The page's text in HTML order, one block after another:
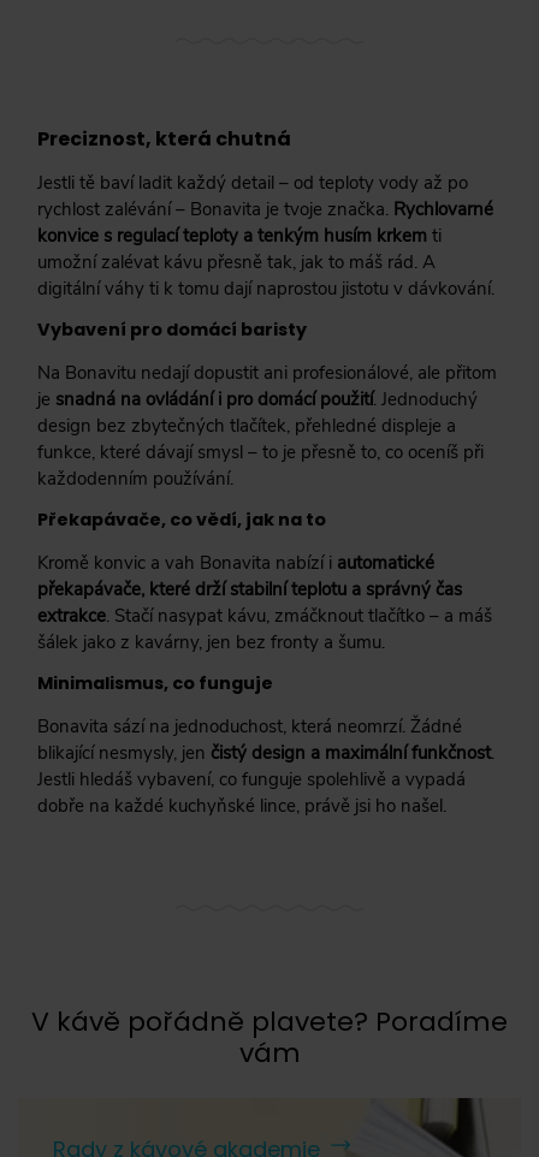
Preciznost, která chutná
Jestli tě baví ladit každý detail – od teploty vody až po
rychlost zalévání – Bonavita je tvoje značka. Rychlovarné
konvice s regulací teploty a tenkým husím krkem ti
umožní zalévat kávu přesně tak, jak to máš rád. A
digitální váhy ti k tomu dají naprostou jistotu v dávkování.
Vybavení pro domácí baristy
Na Bonavitu nedají dopustit ani profesionálové, ale přitom
je snadná na ovládání i pro domácí použití. Jednoduchý
design bez zbytečných tlačítek, přehledné displeje a
funkce, které dávají smysl – to je přesně to, co oceníš při
každodenním používání.
Překapávače, co vědí, jak na to
Kromě konvic a vah Bonavita nabízí i automatické
překapávače, které drží stabilní teplotu a správný čas
extrakce. Stačí nasypat kávu, zmáčknout tlačítko – a máš
šálek jako z kavárny, jen bez fronty a šumu.
Minimalismus, co funguje
Bonavita sází na jednoduchost, která neomrzí. Žádné
blikající nesmysly, jen čistý design a maximální funkčnost.
Jestli hledáš vybavení, co funguje spolehlivě a vypadá
dobře na každé kuchyňské lince, právě jsi ho našel.
V kávě pořádně plavete? Poradíme
vám
Rady z kávové akademie